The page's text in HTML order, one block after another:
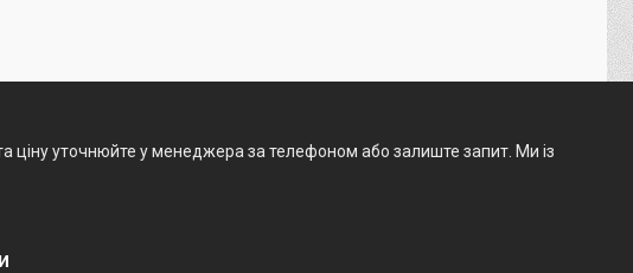
ціну уточнюйте у менеджера за телефоном або залиште запит. Ми із